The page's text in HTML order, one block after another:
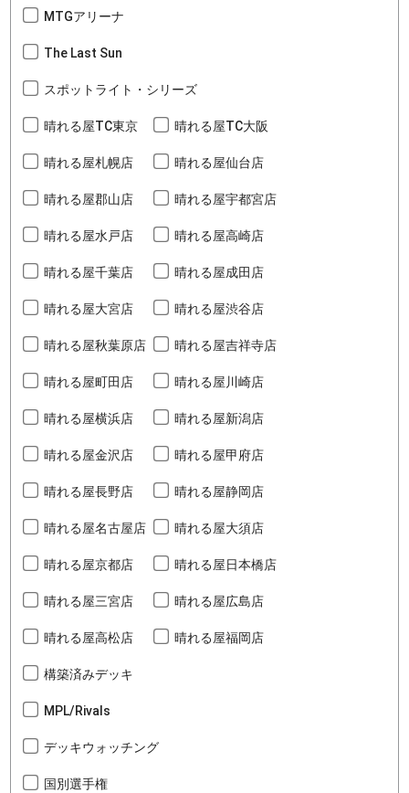
MTGアリーナ
The Last Sun
スポットライト・シリーズ
晴れる屋TC東京 晴れる屋TC大阪
晴れる屋札幌店 晴れる屋仙台店
晴れる屋郡山店 晴れる屋宇都宮店
晴れる屋水戸店 晴れる屋高崎店
晴れる屋千葉店 晴れる屋成田店
晴れる屋大宮店 晴れる屋渋谷店
晴れる屋秋葉原店 晴れる屋吉祥寺店
晴れる屋町田店 晴れる屋川崎店
晴れる屋横浜店 晴れる屋新潟店
晴れる屋金沢店 晴れる屋甲府店
晴れる屋長野店 晴れる屋静岡店
晴れる屋名古屋店 晴れる屋大須店
晴れる屋京都店 晴れる屋日本橋店
晴れる屋三宮店 晴れる屋広島店
晴れる屋高松店 晴れる屋福岡店
構築済みデッキ
MPL/Rivals
デッキウォッチング
国別選手権